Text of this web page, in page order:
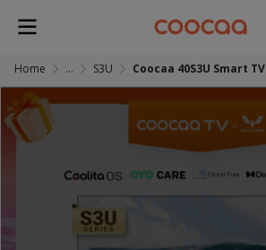
Home ... S3U Coocaa 40S3U Smart TV